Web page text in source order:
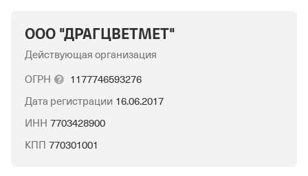
ООО "ДРАГЦВЕТМЕТ"
Действующая организация
ОГРН
1177746593276
Дата регистрации 16.06.2017
ИНН 7703428900
КПП 770301001